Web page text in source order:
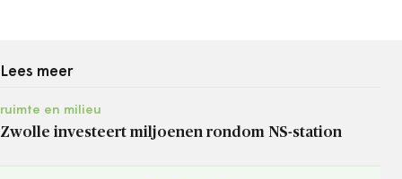
Lees meer
ruimte en milieu
Zwolle investeert miljoenen rondom NS-station